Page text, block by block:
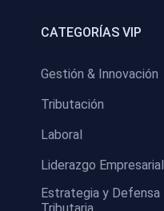
CATEGORÍAS VIP
Gestión & Innovación
Tributación
Laboral
Liderazgo Empresarial
Estrategia y Defensa